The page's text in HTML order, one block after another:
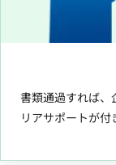
書類通過すれば、
リアサポートが付